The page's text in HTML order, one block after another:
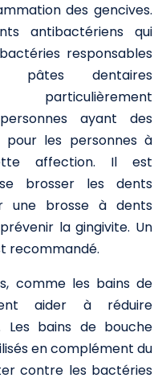
des gencives.
antibactériens qui
responsables
pâtes dentaires
particulièrement
ayant des
pour les personnes à
affection. Il est
brosser les dents
une brosse à dents
la gingivite. Un
recommandé.
comme les bains de
aider à réduire
Les bains de bouche
en complément du
contre les bactéries